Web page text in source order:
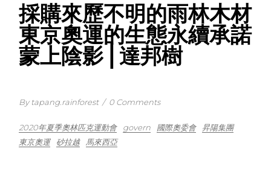
採購來歷不明的雨林木材
東京奧運的生態永續承諾
蒙上陰影⎪達邦樹
By tapang.rainforest / 0 Comments
2020年夏季奧林匹克運動會 govern 國際奧委會
昇陽集團
東京奧運
砂拉越 馬來西亞